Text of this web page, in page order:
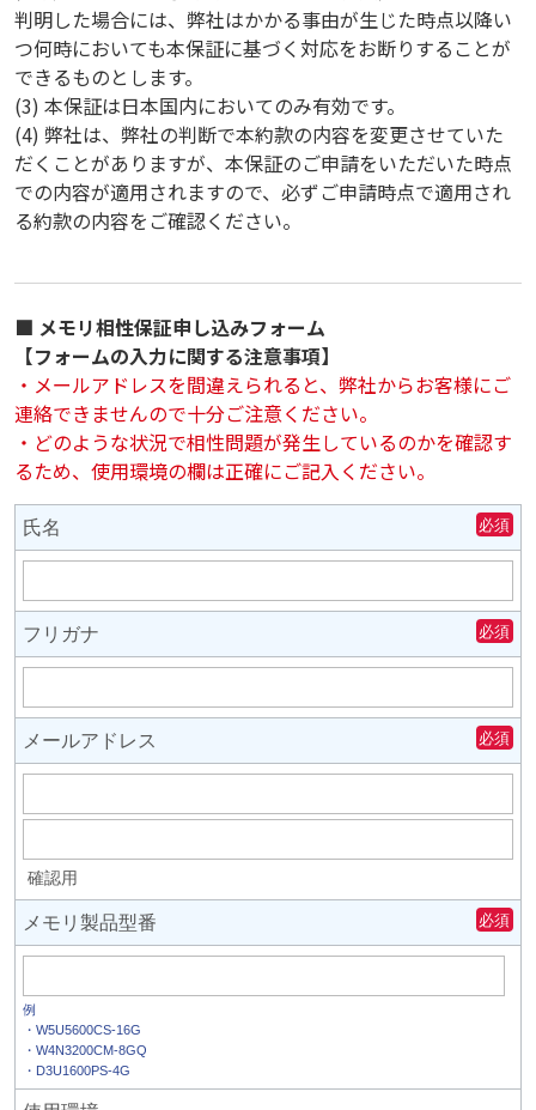
判明した場合には、弊社はかかる事由が生じた時点以降い
つ何時においても本保証に基づく対応をお断りすることが
できるものとします。
(3) 本保証は日本国内においてのみ有効です。
(4) 弊社は、弊社の判断で本約款の内容を変更させていた
だくことがありますが、本保証のご申請をいただいた時点
での内容が適用されますので、必ずご申請時点で適用され
る約款の内容をご確認ください。
■ メモリ相性保証申し込みフォーム
【フォームの入力に関する注意事項】
・メールアドレスを間違えられると、弊社からお客様にご
連絡できませんので十分ご注意ください。
・どのような状況で相性問題が発生しているのかを確認す
るため、使用環境の欄は正確にご記入ください。